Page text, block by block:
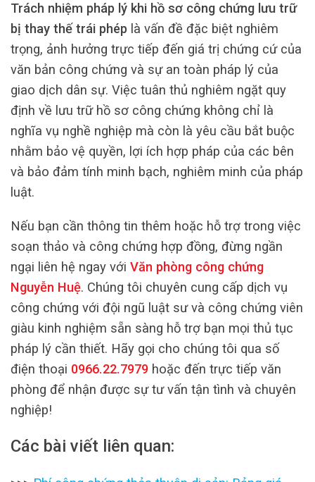
Trách nhiệm pháp lý khi hồ sơ công chứng lưu trữ
bị thay thế trái phép là vấn đề đặc biệt nghiêm
trọng, ảnh hưởng trực tiếp đến giá trị chứng cứ của
văn bản công chứng và sự an toàn pháp lý của
giao dịch dân sự. Việc tuân thủ nghiêm ngặt quy
định về lưu trữ hồ sơ công chứng không chỉ là
nghĩa vụ nghề nghiệp mà còn là yêu cầu bắt buộc
nhằm bảo vệ quyền, lợi ích hợp pháp của các bên
và bảo đảm tính minh bạch, nghiêm minh của pháp
luật.
Nếu bạn cần thông tin thêm hoặc hỗ trợ trong việc
soạn thảo và công chứng hợp đồng, đừng ngần
ngại liên hệ ngay với Văn phòng công chứng
Nguyễn Huệ. Chúng tôi chuyên cung cấp dịch vụ
công chứng với đội ngũ luật sư và công chứng viên
giàu kinh nghiệm sẵn sàng hỗ trợ bạn mọi thủ tục
pháp lý cần thiết. Hãy gọi cho chúng tôi qua số
điện thoại 0966.22.7979 hoặc đến trực tiếp văn
phòng để nhận được sự tư vấn tận tình và chuyên
nghiệp!
Các bài viết liên quan: